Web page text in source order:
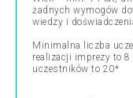
żadnych wymogów
wiedzy i
Minimalna liczba
realizacji imprezy to
uczestników to 20*